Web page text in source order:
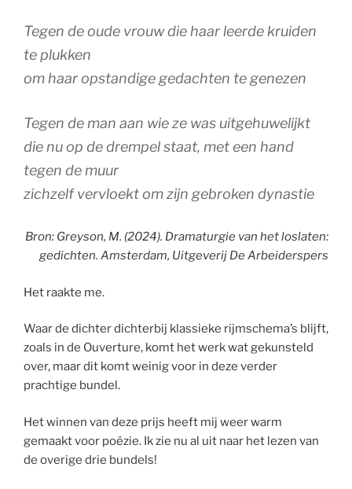
Tegen de oude vrouw die haar leerde kruiden
te plukken
om haar opstandige gedachten te genezen
Tegen de man aan wie ze was uitgehuwelijkt
die nu op de drempel staat, met een hand
tegen de muur
zichzelf vervloekt om zijn gebroken dynastie
Bron: Greyson, M. (2024). Dramaturgie van het loslaten:
gedichten. Amsterdam, Uitgeverij De Arbeiderspers
Het raakte me.
Waar de dichter dichterbij klassieke rijmschema’s blijft,
zoals in de Ouverture, komt het werk wat gekunsteld
over, maar dit komt weinig voor in deze verder
prachtige bundel.
Het winnen van deze prijs heeft mij weer warm
gemaakt voor poëzie. Ik zie nu al uit naar het lezen van
de overige drie bundels!